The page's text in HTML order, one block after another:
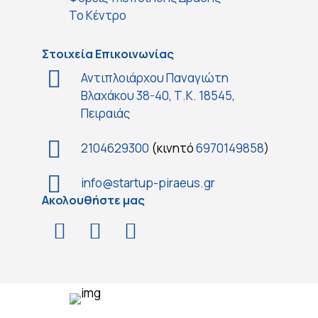
Το Κέντρο
Στοιχεία Επικοινωνίας
Αντιπλοιάρχου Παναγιώτη
Βλαχάκου 38-40, Τ.Κ. 18545,
Πειραιάς
2104629300 (κινητό6970149858)
info@startup-piraeus.gr
Ακολουθήστε μας